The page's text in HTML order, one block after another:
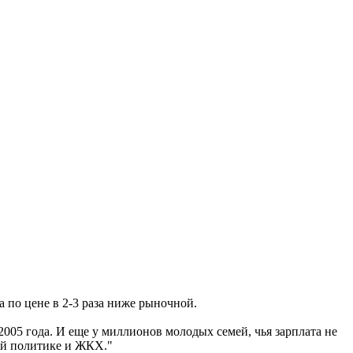
по цене в 2-3 раза ниже рыночной.
года. И еще у миллионов молодых семей, чья зарплата не
политике и ЖКХ."